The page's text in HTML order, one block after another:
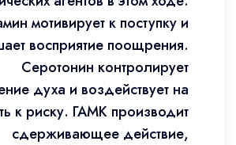
мотивирует к поступку и
восприятие поощрения.
Серотонин контролирует
духа и воздействует на
к риску. ГАМК производит
сдерживающее действие,